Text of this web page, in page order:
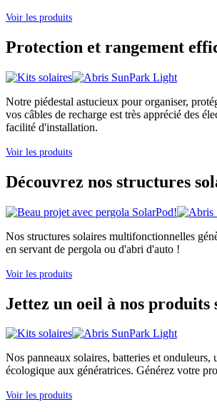
Voir les produits
Protection et rangement
Notre piédestal astucieux pour organiser,
vos câbles de recharge est très apprécié des
facilité d'installation.
Voir les produits
Découvrez nos structures
Nos structures solaires multifonctionnelles
en servant de pergola ou d'abri d'auto !
Voir les produits
Jettez un oeil à nos produits
Nos panneaux solaires, batteries et onduleurs,
écologique aux génératrices. Générez votre
Voir les produits